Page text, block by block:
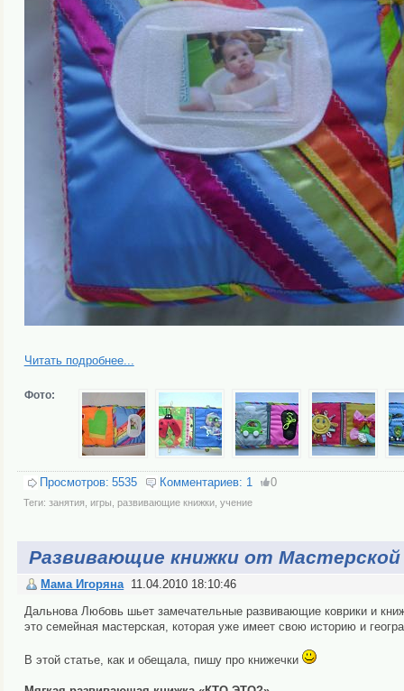
Читать подробнее...
Фото:
Просмотров: 5535 Комментариев: 1 0
Теги: занятия игры развивающие книжки, учение
Развивающие книжки от
Мама Игоряна 11.04.2010 18:10:46
Дальнова Любовь шьет замечательные развивающие коврики и
это семейная мастерская, которая уже имеет свою историю и
В этой статье, как и обещала, пишу про книжечки